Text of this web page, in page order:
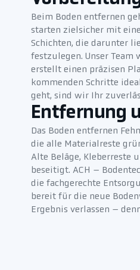
Beim Boden entfernen
starten zielsicher mit
Schichten, die darunter
festzulegen. Unser
erstellt einen präzisen
kommenden Schritte
geht, sind wir Ihr
Entfernung
Das Boden entfernen
die alle Materialreste
Alte Beläge, Kleberreste
beseitigt. ACH –
die fachgerechte
bereit für die neue
Ergebnis verlassen –